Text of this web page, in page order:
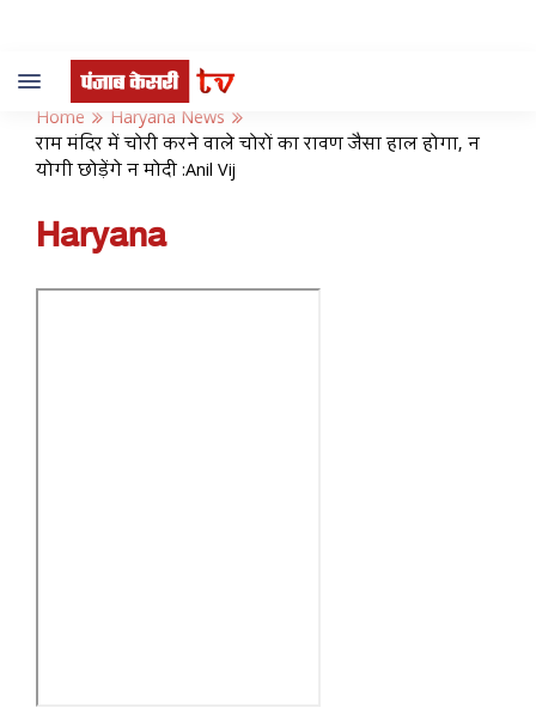
Toggle
navigation
Home
Haryana News
राम मंदिर में चोरी करने वाले चोरों का रावण जैसा हाल होगा, न
योगी छोड़ेंगे न मोदी :Anil Vij
Haryana